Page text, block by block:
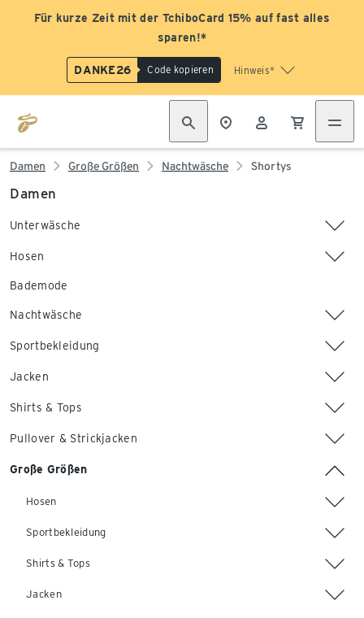
Für kurze Zeit mit der TchiboCard 15% auf fast alles
sparen!*
DANKE26 Code kopieren Hinweis*
Damen Große Größen Nachtwäsche Shortys
Damen
Unterwäsche
Hosen
Bademode
Nachtwäsche
Sportbekleidung
Jacken
Shirts & Tops
Pullover & Strickjacken
Große Größen
Hosen
Sportbekleidung
Shirts & Tops
Jacken